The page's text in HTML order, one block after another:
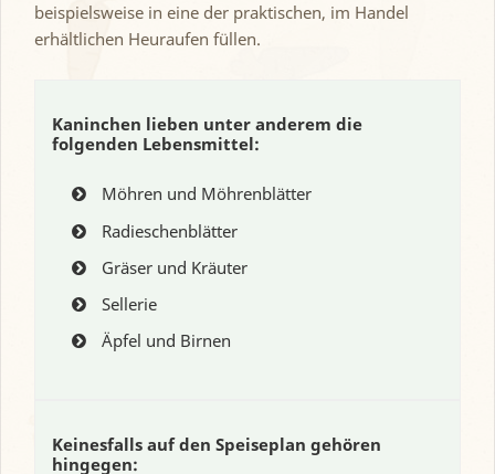
beispielsweise in eine der praktischen, im Handel
erhältlichen Heuraufen füllen.
Kaninchen lieben unter anderem die
folgenden Lebensmittel:
Möhren und Möhrenblätter
Radieschenblätter
Gräser und Kräuter
Sellerie
Äpfel und Birnen
Keinesfalls auf den Speiseplan gehören
hingegen: